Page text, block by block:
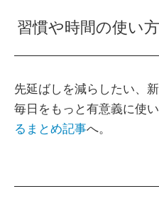
習慣や時間の使い
先延ばしを減らしたい、
毎日をもっと有意義に使い
るまとめ記事へ。